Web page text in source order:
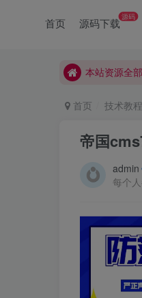
首页 源码下载源码
本站资源全
本站资源全
首页 技术教程
帝国
admin